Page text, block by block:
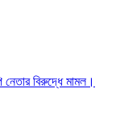
নেতার বিরুদ্ধে মামল।